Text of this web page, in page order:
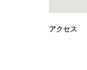
アクセス